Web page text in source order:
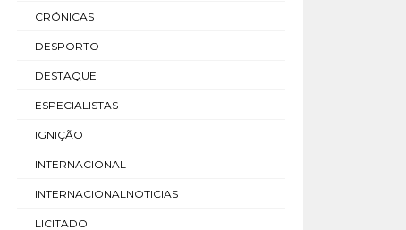
CRÓNICAS
DESPORTO
DESTAQUE
ESPECIALISTAS
IGNIÇÃO
INTERNACIONAL
INTERNACIONALNOTICIAS
LICITADO